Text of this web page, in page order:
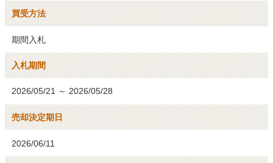
買受方法
期間入札
入札期間
2026/05/21 ～ 2026/05/28
売却決定期日
2026/06/11